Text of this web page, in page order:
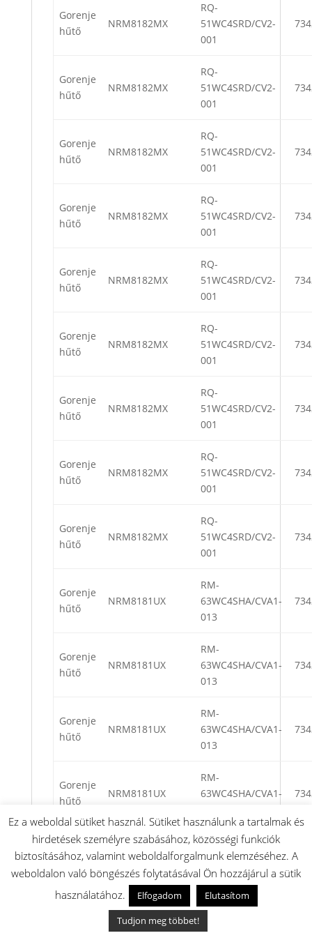
Gorenje
hűtő
NRM8182MX
RQ-
51WC4SRD/CV2-
001
Gorenje
hűtő
NRM8182MX
RQ-
51WC4SRD/CV2-
001
Gorenje
hűtő
NRM8182MX
RQ-
51WC4SRD/CV2-
001
Gorenje
hűtő
NRM8182MX
RQ-
51WC4SRD/CV2-
001
Gorenje
hűtő
NRM8182MX
RQ-
51WC4SRD/CV2-
001
Gorenje
hűtő
NRM8182MX
RQ-
51WC4SRD/CV2-
001
Gorenje
hűtő
NRM8182MX
RQ-
51WC4SRD/CV2-
001
Gorenje
hűtő
NRM8182MX
RQ-
51WC4SRD/CV2-
001
Gorenje
hűtő
NRM8182MX
RQ-
51WC4SRD/CV2-
001
Gorenje
hűtő
NRM8181UX
RM-
63WC4SHA/CVA1-
013
Gorenje
hűtő
NRM8181UX
RM-
63WC4SHA/CVA1-
013
Gorenje
hűtő
NRM8181UX
RM-
63WC4SHA/CVA1-
013
Gorenje
hűtő
NRM8181UX
RM-
63WC4SHA/CVA1-
Gorenje
NRM8181UX
RM-
63WC4SHA/CVA1-
013
NRM8181UX
RM-
Ez a weboldal sütiket használ. Sütiket használunk a tartalmak és
hirdetések személyre szabásához, közösségi funkciók
biztosításához, valamint weboldalforgalmunk elemzéséhez. A
weboldalon való böngészés folytatásával Ön hozzájárul a sütik
használatához.
Elfogadom
Elutasítom
Tudjon meg többet!